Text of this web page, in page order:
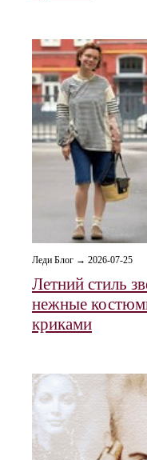
Леди Блог → 2026-07-25
Летний стиль
нежные
криками